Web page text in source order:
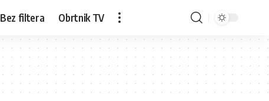
Bez filtera Obrtnik TV